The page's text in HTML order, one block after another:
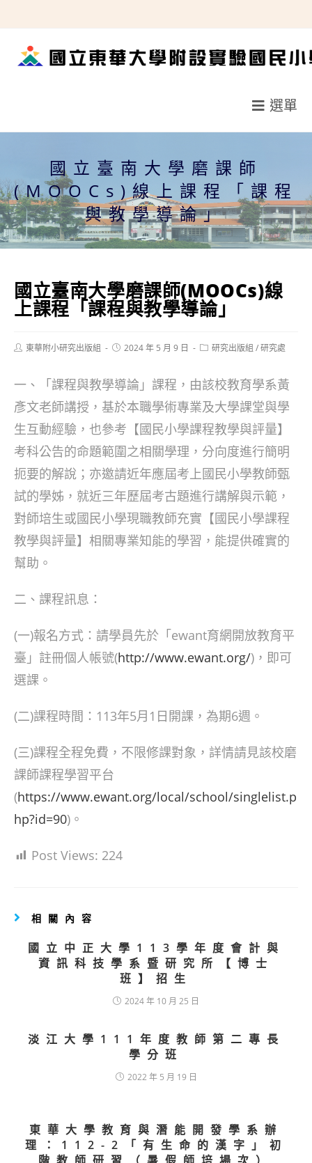
轉
選單
國立臺南大學磨課師
(MOOCs)線上課程「課程
與教學導論」
國立臺南大學磨課師(MOOCs)線
上課程「課程與教學導論」
Post東華附小研究出版組
Post2024 年 5 月 9 日
Post研究出版組 /研究處
一、「課程與教學導論」課程，由該校教育學系黃
彥文老師講授，基於本職學術專業及大學課堂與學
生互動經驗，也參考【國民小學課程教學與評量】
考科公告的命題範圍之相關學理，分向度進行簡明
扼要的解說；亦邀請近年應屆考上國民小學教師甄
試的學姊，就近三年歷屆考古題進行講解與示範，
對師培生或國民小學現職教師充實【國民小學課程
教學與評量】相關專業知能的學習，能提供確實的
幫助。
二、課程訊息：
(一)報名方式：請學員先於「ewant育網開放教育平
臺」註冊個人帳號(http://www.ewant.org/)，即可
選課。
(二)課程時間：113年5月1日開課，為期6週。
(三)課程全程免費，不限修課對象，詳情請見該校磨
課師課程學習平台
(https://www.ewant.org/local/school/singlelist.p
hp?id=90)。
Post Views: 224
相關內容
國立中正大學113學年度會計與
資訊科技學系暨研究所【博士
班】招生
2024 年 10 月 25 日
淡江大學111年度教師第二專長
學分班
2022 年 5 月 19 日
東華大學教育與潛能開發學系辦
理：112-2「有生命的漢字」初